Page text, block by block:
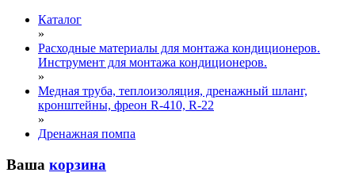
Каталог
»
Расходные материалы для монтажа кондиционеров.
Инструмент для монтажа кондиционеров.
»
Медная труба, теплоизоляция, дренажный шланг,
кронштейны, фреон R-410, R-22
»
Дренажная помпа
Ваша корзина